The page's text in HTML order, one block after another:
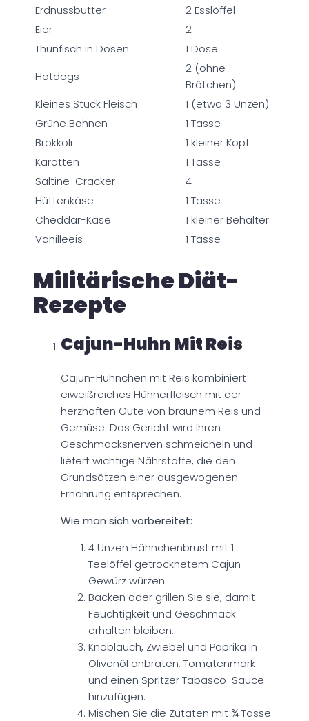
Erdnussbutter
2 Esslöffel
Eier
2
Thunfisch in Dosen
1 Dose
Hotdogs
2 (ohne
Brötchen)
Kleines Stück Fleisch
1 (etwa 3 Unzen)
Grüne Bohnen
1 Tasse
Brokkoli
1 kleiner Kopf
Karotten
1 Tasse
Saltine-Cracker
4
Hüttenkäse
1 Tasse
Cheddar-Käse
1 kleiner Behälter
Vanilleeis
1 Tasse
Militärische Diät-
Rezepte
Cajun-Huhn Mit Reis
Cajun-Hühnchen mit Reis kombiniert
eiweißreiches Hühnerfleisch mit der
herzhaften Güte von braunem Reis und
Gemüse. Das Gericht wird Ihren
Geschmacksnerven schmeicheln und
liefert wichtige Nährstoffe, die den
Grundsätzen einer ausgewogenen
Ernährung entsprechen.
Wie man sich vorbereitet:
4 Unzen Hähnchenbrust mit 1
Teelöffel getrocknetem Cajun-
Gewürz würzen.
Backen oder grillen Sie sie, damit
Feuchtigkeit und Geschmack
erhalten bleiben.
Knoblauch, Zwiebel und Paprika in
Olivenöl anbraten, Tomatenmark
und einen Spritzer Tabasco-Sauce
hinzufügen.
Mischen Sie die Zutaten mit ¾ Tasse